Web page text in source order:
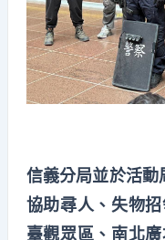
信義分局並於活動
協助尋人、失物
臺觀眾區、南北